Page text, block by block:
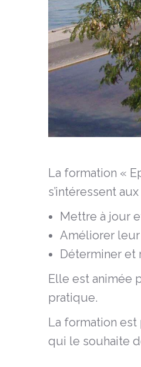
La formation «
s’intéressent
Mettre à jour
Améliorer
Déterminer
Elle est animée
pratique.
La formation
qui le souhaite